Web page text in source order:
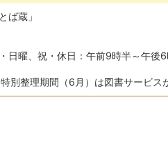
ば蔵」
日曜、祝・休日：午前9時半～午後
別整理期間（6月）は図書サービ